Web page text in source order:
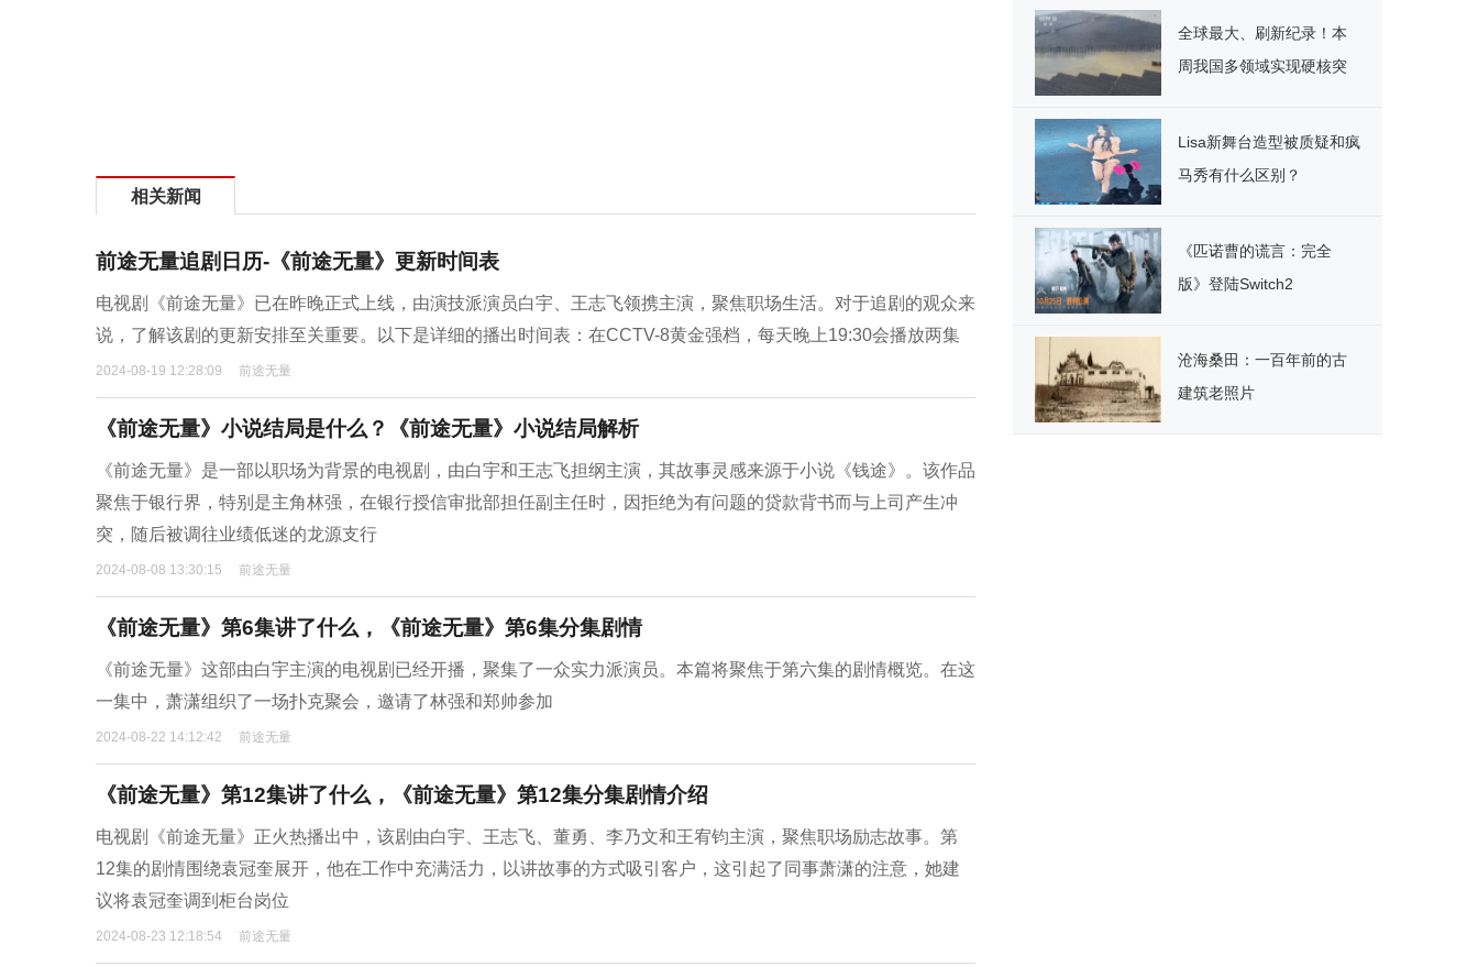
相关新闻
前途无量追剧日历-《前途无量》更新时间表
电视剧《前途无量》已在昨晚正式上线，由演技派演员白宇、王志飞领携主演，聚焦职场生活。对于追剧的观众来
说，了解该剧的更新安排至关重要。以下是详细的播出时间表：在CCTV-8黄金强档，每天晚上19:30会播放两集
2024-08-19 12:28:09 前途无量
《前途无量》小说结局是什么？《前途无量》小说结局解析
《前途无量》是一部以职场为背景的电视剧，由白宇和王志飞担纲主演，其故事灵感来源于小说《钱途》。该作品
聚焦于银行界，特别是主角林强，在银行授信审批部担任副主任时，因拒绝为有问题的贷款背书而与上司产生冲
突，随后被调往业绩低迷的龙源支行
2024-08-08 13:30:15 前途无量
《前途无量》第6集讲了什么，《前途无量》第6集分集剧情
《前途无量》这部由白宇主演的电视剧已经开播，聚集了一众实力派演员。本篇将聚焦于第六集的剧情概览。在这
一集中，萧潇组织了一场扑克聚会，邀请了林强和郑帅参加
2024-08-22 14:12:42 前途无量
《前途无量》第12集讲了什么，《前途无量》第12集分集剧情介绍
电视剧《前途无量》正火热播出中，该剧由白宇、王志飞、董勇、李乃文和王宥钧主演，聚焦职场励志故事。第
12集的剧情围绕袁冠奎展开，他在工作中充满活力，以讲故事的方式吸引客户，这引起了同事萧潇的注意，她建
议将袁冠奎调到柜台岗位
2024-08-23 12:18:54 前途无量
全球最大、刷新纪录！本
周我国多领域实现硬核突
Lisa新舞台造型被质疑和疯
马秀有什么区别？
《匹诺曹的谎言：完全
版》登陆Switch2
沧海桑田：一百年前的古
建筑老照片